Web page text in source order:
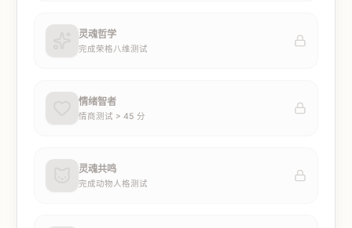
灵魂哲学
完成荣格八维测试
情绪智者
情商测试 > 45 分
灵魂共鸣
完成动物人格测试